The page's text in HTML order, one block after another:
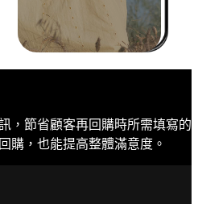
，節省顧客再回購時所需填寫的
購，也能提高整體滿意度。